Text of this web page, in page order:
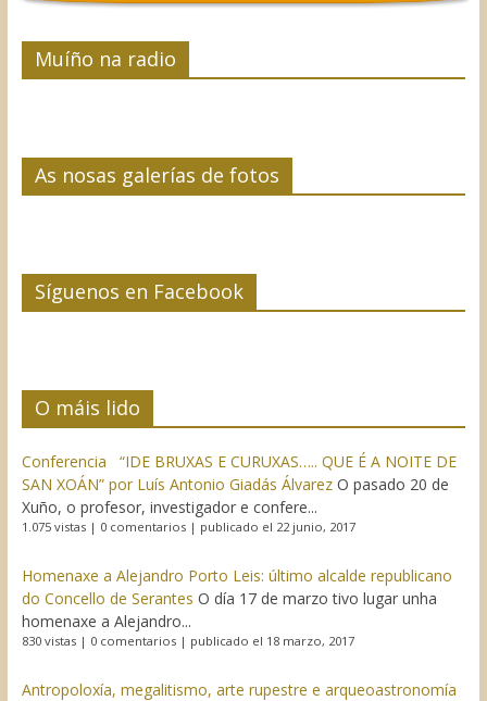
Muíño na radio
As nosas galerías de fotos
Síguenos en Facebook
O máis lido
Conferencia “IDE BRUXAS E CURUXAS….. QUE É A NOITE DE
SAN XOÁN” por Luís Antonio Giadás Álvarez O pasado 20 de
Xuño, o profesor, investigador e confere...
1.075 vistas| 0 comentarios| publicado el 22 junio, 2017
Homenaxe a Alejandro Porto Leis: último alcalde republicano
do Concello de Serantes O día 17 de marzo tivo lugar unha
homenaxe a Alejandro...
830 vistas| 0 comentarios| publicado el 18 marzo, 2017
Antropoloxía, megalitismo, arte rupestre e arqueoastronomía